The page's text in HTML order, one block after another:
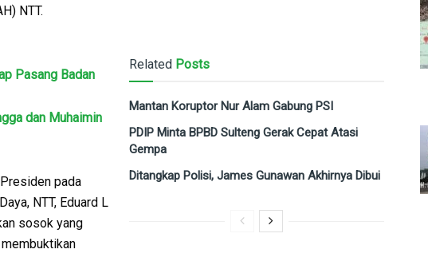
NTT.
Related Posts
Mantan Koruptor Nur Alam Gabung PSI
PDIP Minta BPBD Sulteng Gerak Cepat Atasi
Gempa
Ditangkap Polisi, James Gunawan Akhirnya Dibui
Pasang Badan
dan Muhaimin
pada
NTT, Eduard L
sosok yang